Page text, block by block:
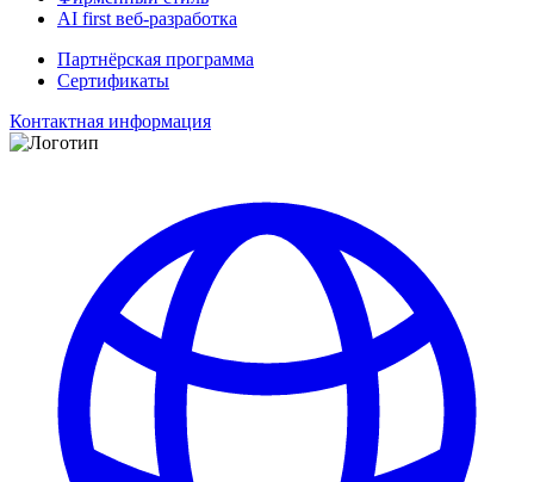
AI first веб-разработка
Партнёрская программа
Сертификаты
Контактная информация